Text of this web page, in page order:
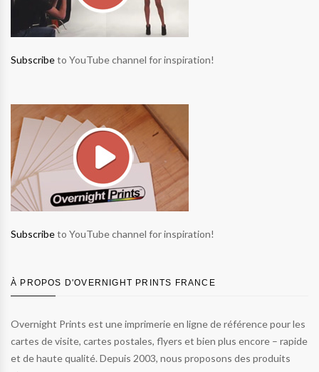
Subscribeto YouTube channel for inspiration!
Subscribeto YouTube channel for inspiration!
À PROPOS D'OVERNIGHT PRINTS FRANCE
Overnight Prints est une imprimerie en ligne de référence pour les
cartes de visite, cartes postales, flyers et bien plus encore – rapide
et de haute qualité. Depuis 2003, nous proposons des produits